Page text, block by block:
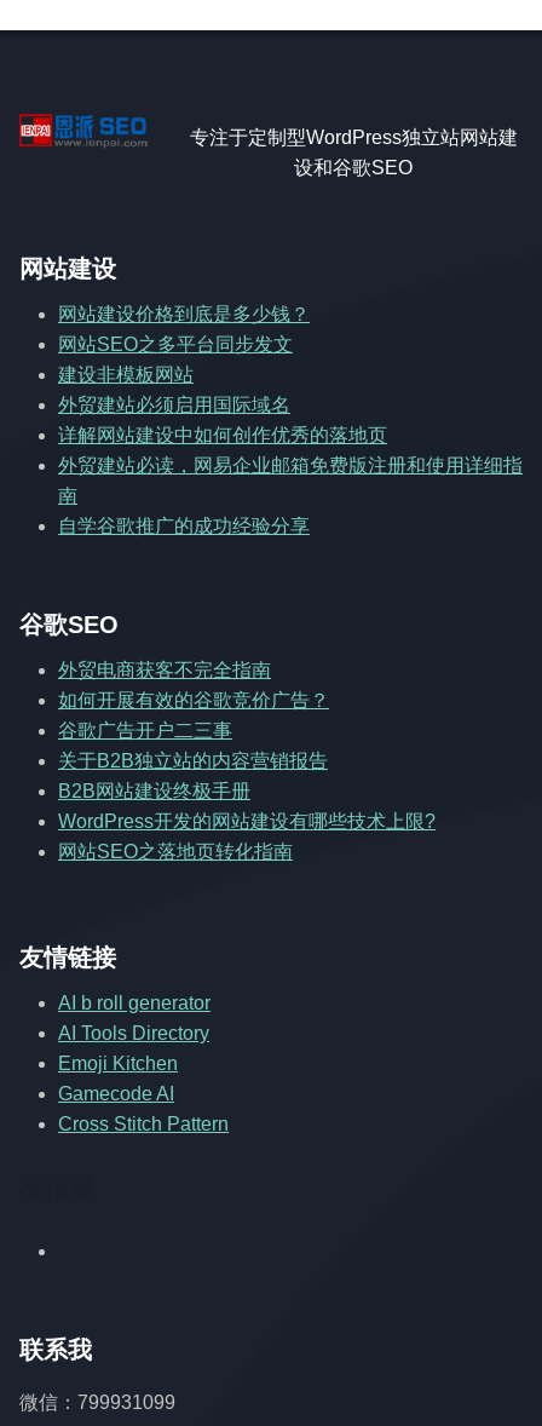
专注于定制型WordPress独立站网站建
设和谷歌SEO
网站建设
网站建设价格到底是多少钱？
网站SEO之多平台同步发文
建设非模板网站
外贸建站必须启用国际域名
详解网站建设中如何创作优秀的落地页
外贸建站必读，网易企业邮箱免费版注册和使用详细指
南
自学谷歌推广的成功经验分享
谷歌SEO
外贸电商获客不完全指南
如何开展有效的谷歌竞价广告？
谷歌广告开户二三事
关于B2B独立站的内容营销报告
B2B网站建设终极手册
WordPress开发的网站建设有哪些技术上限?
网站SEO之落地页转化指南
友情链接
AI b roll generator
AI Tools Directory
Emoji Kitchen
Gamecode AI
Cross Stitch Pattern
联系我
微信：799931099